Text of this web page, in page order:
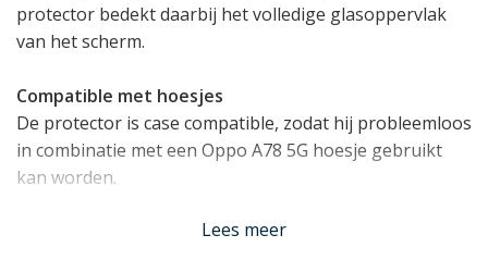
protector bedekt daarbij het volledige glasoppervlak
van het scherm.
Compatible met hoesjes
De protector is case compatible, zodat hij probleemloos
in combinatie met een Oppo A78 5G hoesje gebruikt
kan worden.
Hoge hardheid van 9HLees meer